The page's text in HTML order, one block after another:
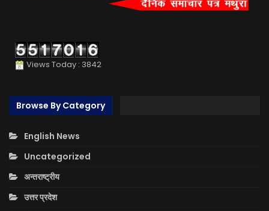
Views Today : 3842
Browse By Category
English News
Uncategorized
अन्तराष्ट्रीय
उत्तर प्रदेश